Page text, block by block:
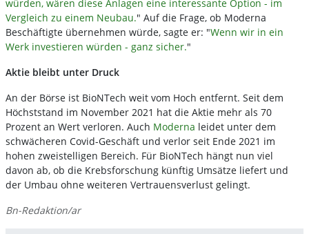
würden, wären diese Anlagen eine interessante Option - im
Vergleich zu einem Neubau." Auf die Frage, ob Moderna
Beschäftigte übernehmen würde, sagte er: "Wenn wir in ein
Werk investieren würden - ganz sicher."
Aktie bleibt unter Druck
An der Börse ist BioNTech weit vom Hoch entfernt. Seit dem
Höchststand im November 2021 hat die Aktie mehr als 70
Prozent an Wert verloren. Auch Moderna leidet unter dem
schwächeren Covid-Geschäft und verlor seit Ende 2021 im
hohen zweistelligen Bereich. Für BioNTech hängt nun viel
davon ab, ob die Krebsforschung künftig Umsätze liefert und
der Umbau ohne weiteren Vertrauensverlust gelingt.
Bn-Redaktion/ar